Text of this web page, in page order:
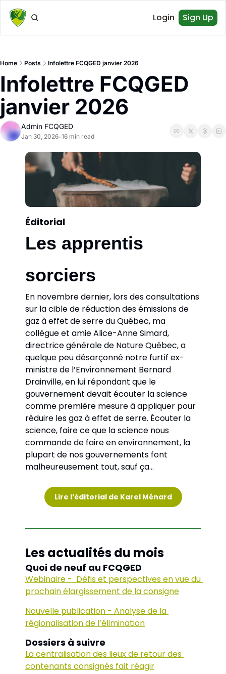
Login Sign Up
Home Posts Infolettre FCQGED janvier 2026
Infolettre FCQGED
janvier 2026
Admin FCQGED
Jan 30, 2026•16 min read
Éditorial
Les apprentis
sorciers
En novembre dernier, lors des consultations
sur la cible de réduction des émissions de
gaz à effet de serre du Québec, ma
collègue et amie Alice-Anne Simard,
directrice générale de Nature Québec, a
quelque peu désarçonné notre furtif ex-
ministre de l’Environnement Bernard
Drainville, en lui répondant que le
gouvernement devait écouter la science
comme première mesure à appliquer pour
réduire les gaz à effet de serre. Écouter la
science, faire ce que la science nous
commande de faire en environnement, la
plupart de nos gouvernements font
malheureusement tout, sauf ça…
Lire l’éditorial de Karel Ménard
Les actualités du mois
Quoi de neuf au FCQGED
Webinaire -  Défis et perspectives en vue du
prochain élargissement de la consigne
Nouvelle publication - Analyse de la
régionalisation de l’élimination
Dossiers à suivre
La centralisation des lieux de retour des
contenants consignés fait réagir